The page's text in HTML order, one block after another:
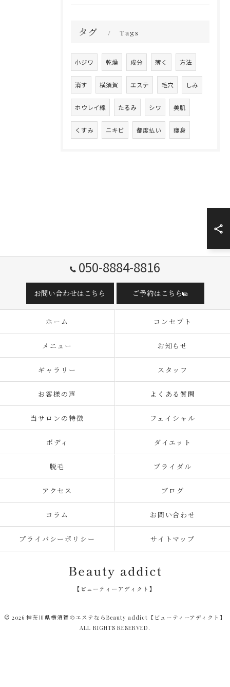
タグ Tags
小ジワ 乾燥 成分 薄く 方法
消す 横須賀 エステ 毛穴 しみ
ホウレイ線 たるみ シワ 美肌
くすみ ニキビ 都度払い 痩身
050-8884-8816
お問い合わせはこちら ご予約はこちら
ホーム コンセプト
メニュー お知らせ
ギャラリー スタッフ
お客様の声 よくある質問
当サロンの特徴 フェイシャル
ボディ ダイエット
脱毛 ブライダル
アクセス ブログ
コラム お問い合わせ
プライバシーポリシー サイトマップ
© 2026 神奈川県横須賀のエステならBeauty addict【ビューティーアディクト】
ALL RIGHTS RESERVED.